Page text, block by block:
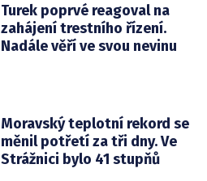
Turek poprvé reagoval na
zahájení trestního řízení.
Nadále věří ve svou nevinu
Moravský teplotní rekord se
měnil potřetí za tři dny. Ve
Strážnici bylo 41 stupňů